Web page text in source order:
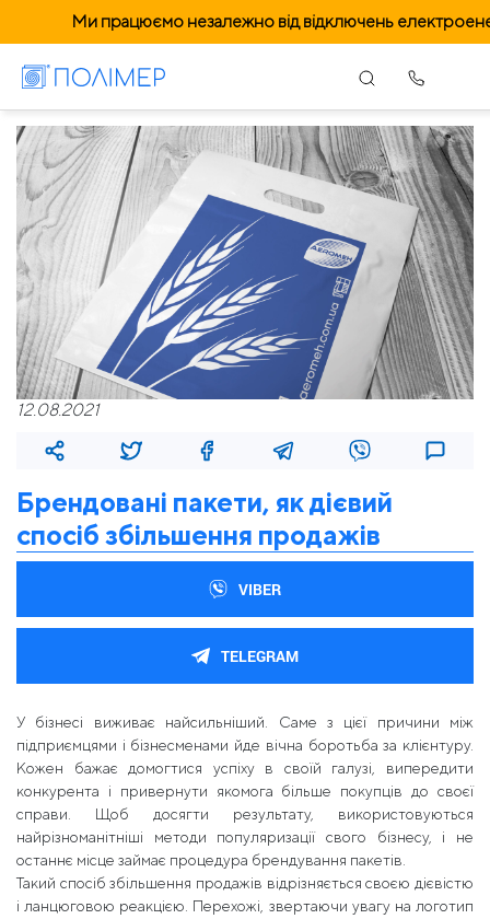
Ми працюємо незалежно від відключень
12.08.2021
Брендовані пакети, як дієвий
спосіб збільшення продажів
VIBER
TELEGRAM
У бізнесі виживає найсильніший. Саме з цієї причини між
підприємцями і бізнесменами йде вічна боротьба за клієнтуру.
Кожен бажає домогтися успіху в своїй галузі, випередити
конкурента і привернути якомога більше покупців до своєї
справи. Щоб досягти результату, використовуються
найрізноманітніші методи популяризації свого бізнесу, і не
останнє місце займає процедура брендування пакетів.
Такий спосіб збільшення продажів відрізняється своєю дієвістю
і ланцюговою реакцією. Перехожі, звертаючи увагу на логотип